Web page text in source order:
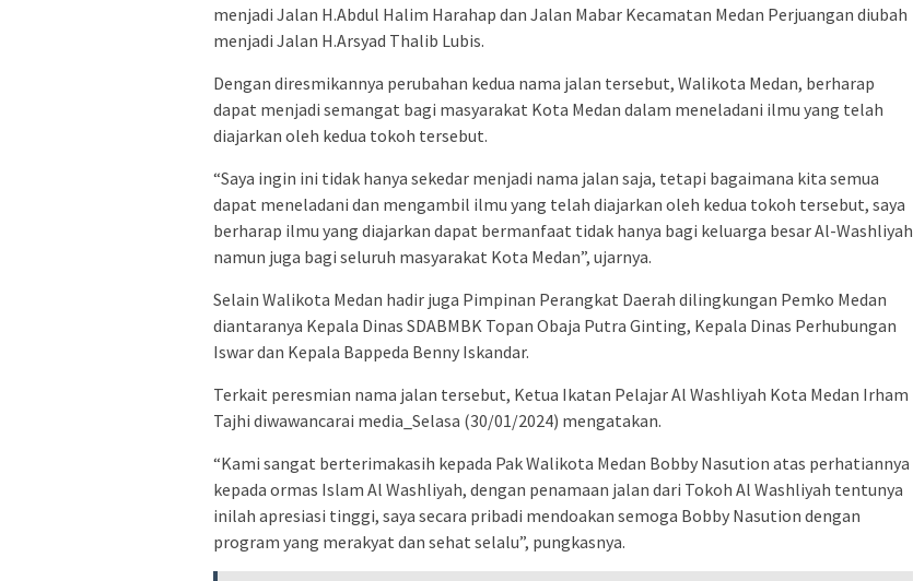
menjadi Jalan H.Abdul Halim Harahap dan Jalan Mabar Kecamatan Medan Perjuangan diubah
menjadi Jalan H.Arsyad Thalib Lubis.
Dengan diresmikannya perubahan kedua nama jalan tersebut, Walikota Medan, berharap
dapat menjadi semangat bagi masyarakat Kota Medan dalam meneladani ilmu yang telah
diajarkan oleh kedua tokoh tersebut.
“Saya ingin ini tidak hanya sekedar menjadi nama jalan saja, tetapi bagaimana kita semua
dapat meneladani dan mengambil ilmu yang telah diajarkan oleh kedua tokoh tersebut, saya
berharap ilmu yang diajarkan dapat bermanfaat tidak hanya bagi keluarga besar Al-Washliyah
namun juga bagi seluruh masyarakat Kota Medan”, ujarnya.
Selain Walikota Medan hadir juga Pimpinan Perangkat Daerah dilingkungan Pemko Medan
diantaranya Kepala Dinas SDABMBK Topan Obaja Putra Ginting, Kepala Dinas Perhubungan
Iswar dan Kepala Bappeda Benny Iskandar.
Terkait peresmian nama jalan tersebut, Ketua Ikatan Pelajar Al Washliyah Kota Medan Irham
Tajhi diwawancarai media_Selasa (30/01/2024) mengatakan.
“Kami sangat berterimakasih kepada Pak Walikota Medan Bobby Nasution atas perhatiannya
kepada ormas Islam Al Washliyah, dengan penamaan jalan dari Tokoh Al Washliyah tentunya
inilah apresiasi tinggi, saya secara pribadi mendoakan semoga Bobby Nasution dengan
program yang merakyat dan sehat selalu”, pungkasnya.